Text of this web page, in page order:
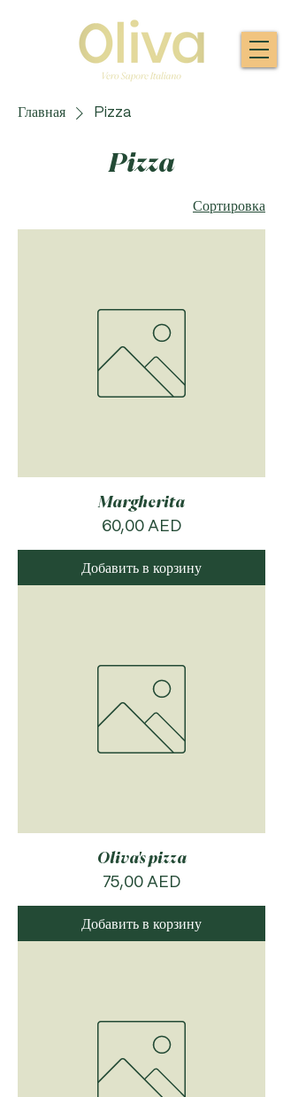
Главная Pizza
Pizza
Сортировка
Margherita
Цена
60,00 AED
Добавить в корзину
Oliva's pizza
Цена
75,00 AED
Добавить в корзину